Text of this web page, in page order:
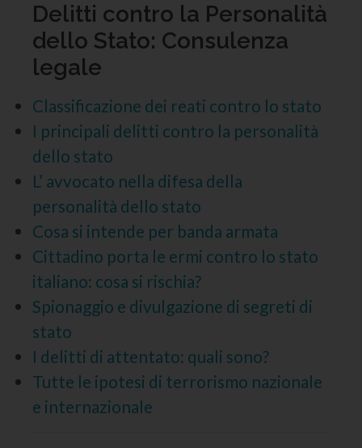
Delitti contro la Personalità
dello Stato: Consulenza
legale
Classificazione dei reati contro lo stato
I principali delitti contro la personalità
dello stato
L’ avvocato nella difesa della
personalità dello stato
Cosa si intende per banda armata
Cittadino porta le ermi contro lo stato
italiano: cosa si rischia?
Spionaggio e divulgazione di segreti di
stato
I delitti di attentato: quali sono?
Tutte le ipotesi di terrorismo nazionale
e internazionale